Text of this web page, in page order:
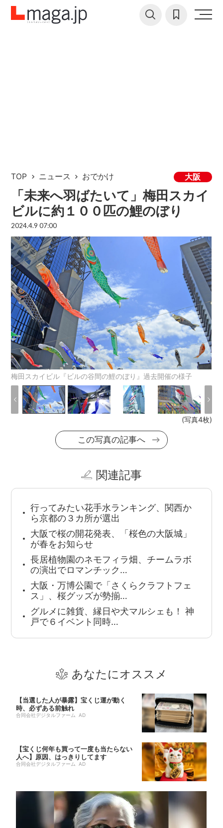
TOP ニュース おでかけ 大阪
「未来へ羽ばたいて」梅田スカイ
ビルに約１００匹の鯉のぼり
2024.4.9 07:00
梅田スカイビル『ビルの谷間の鯉のぼり』過去開催の様子
(写真4枚)
この写真の記事へ
関連記事
行ってみたい花手水ランキング、関西か
ら京都の３カ所が選出
大阪で桜の開花発表、「桜色の大阪城」
が春をお知らせ
長居植物園のネモフィラ畑、チームラボ
の演出でロマンチック…
大阪・万博公園で「さくらクラフトフェ
ス」、桜グッズが勢揃…
グルメに雑貨、縁日や犬マルシェも！ 神
戸で６イベント同時…
あなたにオススメ
【当選した人が暴露】宝くじ運が動く
時、必ずある前触れ
合同会社デジタルファーム AD
【宝くじ何年も買って一度も当たらない
人へ】原因、はっきりしてます
合同会社デジタルファーム AD